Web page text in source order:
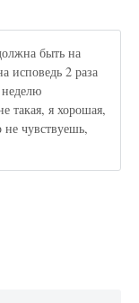
быть на
исповедь 2 раза
такая, я хорошая,
чувствуешь,